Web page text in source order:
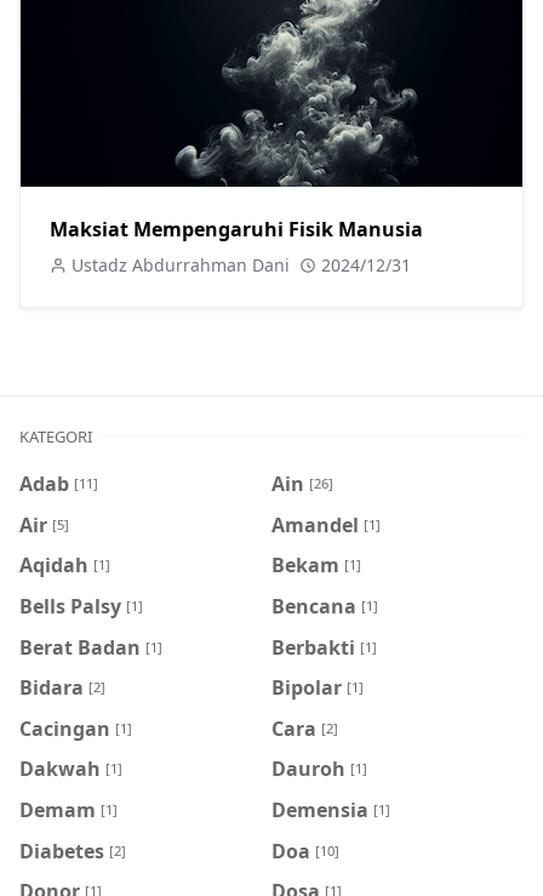
Maksiat Mempengaruhi Fisik Manusia
Ustadz Abdurrahman Dani 2024/12/31
KATEGORI
Adab [11] Ain [26]
Air [5] Amandel [1]
Aqidah [1] Bekam [1]
Bells Palsy [1] Bencana [1]
Berat Badan [1] Berbakti [1]
Bidara [2] Bipolar [1]
Cacingan [1] Cara [2]
Dakwah [1] Dauroh [1]
Demam [1] Demensia [1]
Diabetes [2] Doa [10]
[1] [1]